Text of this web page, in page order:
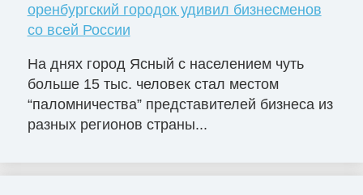
оренбургский городок удивил бизнесменов
со всей России
На днях город Ясный с населением чуть
больше 15 тыс. человек стал местом
“паломничества” представителей бизнеса из
разных регионов страны...